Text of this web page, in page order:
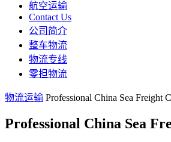
航空运输
Contact Us
公司简介
整车物流
物流专线
零担物流
物流运输 Professional China Sea Freight
Professional China Sea